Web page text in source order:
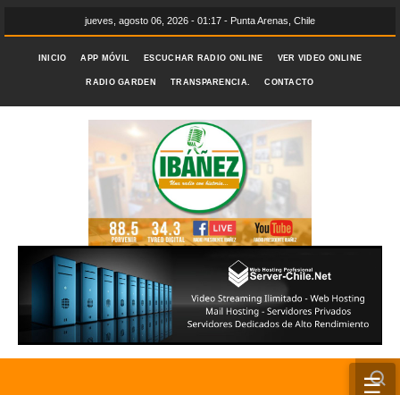
jueves, agosto 06, 2026 - 01:17 - Punta Arenas, Chile
INICIO APP MÓVIL ESCUCHAR RADIO ONLINE VER VIDEO ONLINE
RADIO GARDEN TRANSPARENCIA. CONTACTO
☰